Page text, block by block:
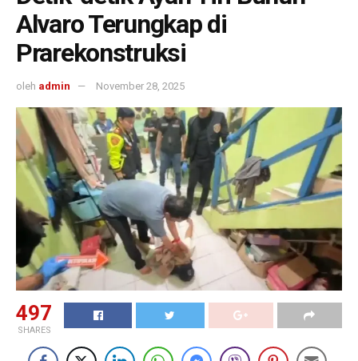
Alvaro Terungkap di
Prarekonstruksi
oleh admin November 28, 2025
497
SHARES